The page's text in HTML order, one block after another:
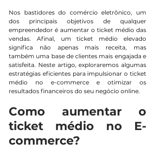
Nos bastidores do comércio eletrônico, um
dos principais objetivos de qualquer
empreendedor é aumentar o ticket médio das
vendas. Afinal, um ticket médio elevado
significa não apenas mais receita, mas
também uma base de clientes mais engajada e
satisfeita. Neste artigo, exploraremos algumas
estratégias eficientes para impulsionar o ticket
médio no e-commerce e otimizar os
resultados financeiros do seu negócio online.
Como aumentar o
ticket médio no E-
commerce?